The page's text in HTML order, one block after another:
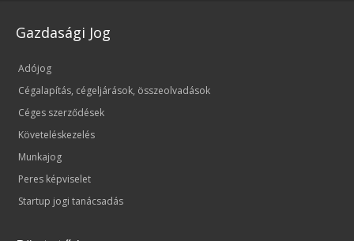
Gazdasági Jog
Adójog
Cégalapítás, cégeljárások, összeolvadások
Céges szerződések
Követeléskezelés
Munkajog
Peres képviselet
Startup jogi tanácsadás